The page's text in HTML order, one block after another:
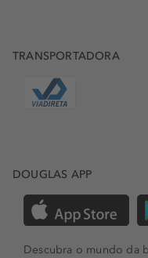
TRANSPORTADORA
DOUGLAS APP
Descubra o mundo da